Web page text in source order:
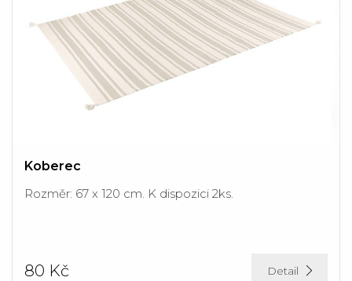
Koberec
Rozměr: 67 x 120 cm. K dispozici 2ks.
80 Kč Detail